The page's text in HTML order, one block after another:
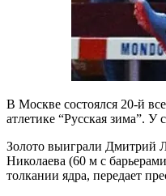
В Москве состоялся 20-й
атлетике “Русская зима”. У
Золото выиграли Дмитрий
Николаева (60 м с
толкании ядра, передает